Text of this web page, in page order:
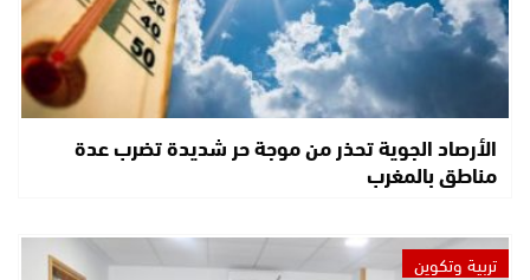
الأرصاد الجوية تحذر من موجة حر شديدة تضرب عدة
مناطق بالمغرب
تربية وتكوين